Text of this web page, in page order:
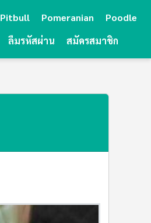
Pitbull Pomeranian
Poodle
ลืมรหัสผ่าน สมัครสมาชิก